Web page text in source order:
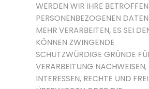
WERDEN WIR IHRE
PERSONENBEZOGENEN
MEHR VERARBEITEN, ES SEI
KÖNNEN ZWINGENDE
SCHUTZWÜRDIGE GRÜNDE
VERARBEITUNG NACHWEISEN,
INTERESSEN, RECHTE UND